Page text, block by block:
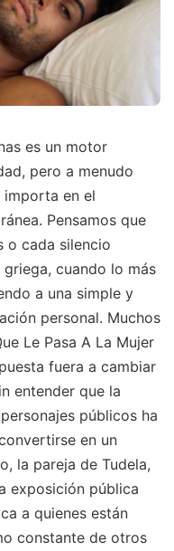
es un motor
pero a menudo
importa en el
Pensamos que
o cada silencio
cuando lo más
a una simple y
personal. Muchos
Le Pasa A La Mujer
fuera a cambiar
entender que la
públicos ha
en un
la pareja de Tudela,
exposición pública
a quienes están
constante de otros